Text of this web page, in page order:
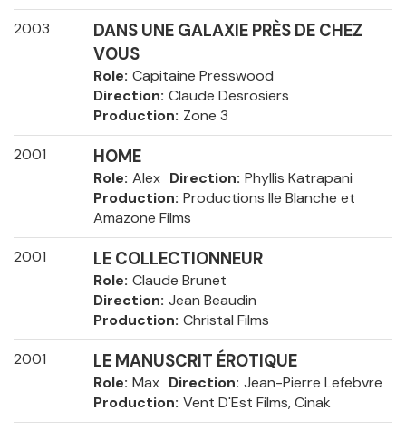
2003
DANS UNE GALAXIE PRÈS DE CHEZ
VOUS
Role Capitaine Presswood
Direction Claude Desrosiers
Production Zone 3
2001 HOME
Role Alex Direction Phyllis Katrapani
Production Productions Ile Blanche et
Amazone Films
2001 LE COLLECTIONNEUR
Role Claude Brunet
Direction Jean Beaudin
Production Christal Films
2001 LE MANUSCRIT ÉROTIQUE
Role Max Direction Jean-Pierre Lefebvre
Production Vent D'Est Films, Cinak